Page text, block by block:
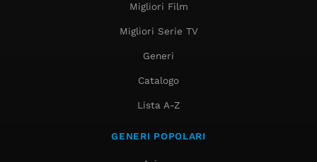
Migliori Film
Migliori Serie TV
Generi
Catalogo
Lista A-Z
GENERI POPOLARI